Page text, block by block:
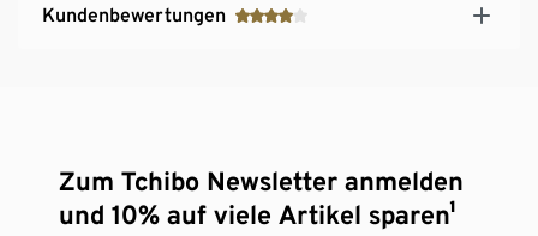
Kundenbewertungen
Zum Tchibo Newsletter anmelden
und 10% auf viele Artikel sparen¹